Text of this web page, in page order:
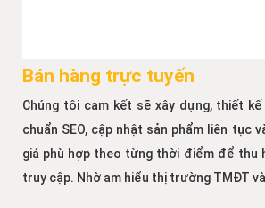
Bán hàng trực tuyến
Chúng tôi cam kết sẽ xây dựng, thiết
chuẩn SEO, cập nhật sản phẩm liên tục
giá phù hợp theo từng thời điểm để thu
truy cập. Nhờ am hiểu thị trường TMĐT